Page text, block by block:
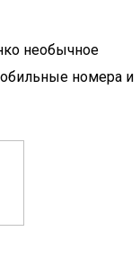
необычное
номера и